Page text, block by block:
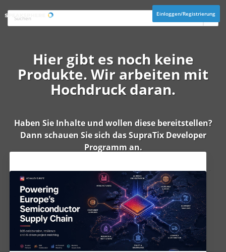
Einloggen/Registrierung
Hier gibt es noch keine
Produkte. Wir arbeiten mit
Hochdruck daran.
Haben Sie Inhalte und wollen diese bereitstellen?
Dann schauen Sie sich dasSupraTix Developer
Programm an.